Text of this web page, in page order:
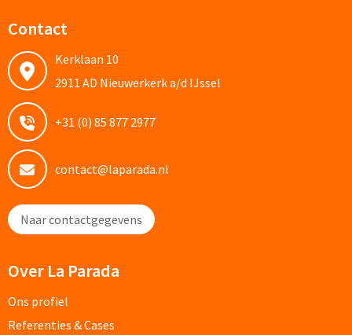
Touchpennen bedrukken
Luxe pennen bedrukken
Alle schrijfwaren & pennen
Potloden bedrukken
Markeerstiften bedrukken
Kinderschrijfwaren bedrukken
Stoepkrijt bedrukken
Contact
Kerklaan 10
2911 AD Nieuwerkerk a/d IJssel
+31 (0) 85 877 2977
contact@laparada.nl
Naar contactgegevens
Over La Parada
Ons profiel
Referenties & Cases